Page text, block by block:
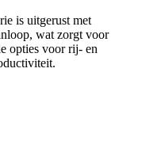
is uitgerust met
wat zorgt voor
opties voor rij- en